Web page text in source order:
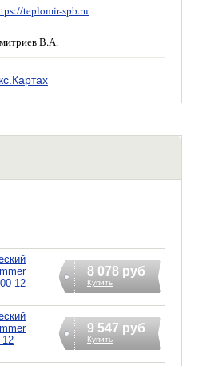
teplomir-spb.ru
В.А.
12
8 078 руб
Купить
12
9 547 руб
Купить